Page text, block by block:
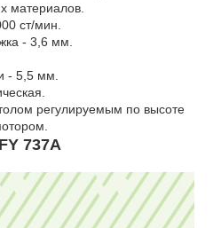
материалов.
ст/мин.
- 3,6 мм.
- 5,5 мм.
регулируемым по высоте
737A